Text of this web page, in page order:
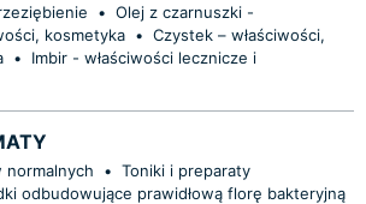
• Olej z czarnuszki -
kosmetyka • Czystek – właściwości,
•
Imbir - właściwości lecznicze i
normalnych • Toniki i preparaty
odbudowujące prawidłową florę bakteryjną